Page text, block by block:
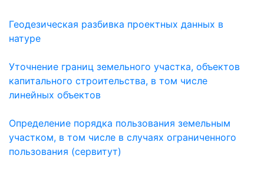
Геодезическая разбивка проектных данных в
натуре
Уточнение границ земельного участка, объектов
капитального строительства, в том числе
линейных объектов
Определение порядка пользования земельным
участком, в том числе в случаях ограниченного
пользования (сервитут)